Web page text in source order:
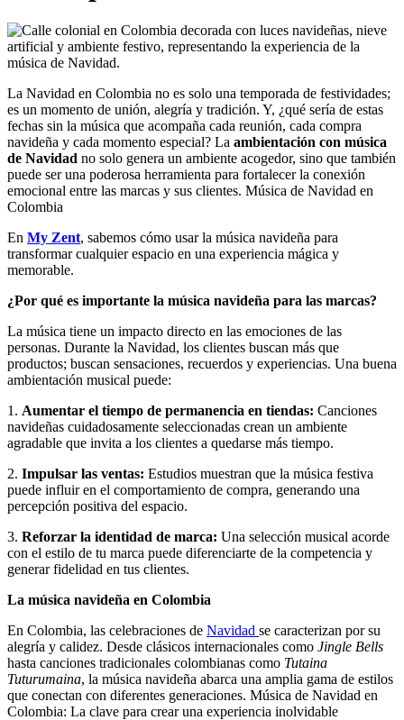
La Navidad en Colombia no es solo una temporada de festividades;
es un momento de unión, alegría y tradición. Y, ¿qué sería de estas
fechas sin la música que acompaña cada reunión, cada compra
navideña y cada momento especial? La ambientación con música
de Navidad no solo genera un ambiente acogedor, sino que también
puede ser una poderosa herramienta para fortalecer la conexión
emocional entre las marcas y sus clientes. Música de Navidad en
Colombia
En My Zent, sabemos cómo usar la música navideña para
transformar cualquier espacio en una experiencia mágica y
memorable.
¿Por qué es importante la música navideña para las marcas?
La música tiene un impacto directo en las emociones de las
personas. Durante la Navidad, los clientes buscan más que
productos; buscan sensaciones, recuerdos y experiencias. Una buena
ambientación musical puede:
1. Aumentar el tiempo de permanencia en tiendas: Canciones
navideñas cuidadosamente seleccionadas crean un ambiente
agradable que invita a los clientes a quedarse más tiempo.
2. Impulsar las ventas: Estudios muestran que la música festiva
puede influir en el comportamiento de compra, generando una
percepción positiva del espacio.
3. Reforzar la identidad de marca: Una selección musical acorde
con el estilo de tu marca puede diferenciarte de la competencia y
generar fidelidad en tus clientes.
La música navideña en Colombia
En Colombia, las celebraciones de Navidad se caracterizan por su
alegría y calidez. Desde clásicos internacionales como Jingle Bells
hasta canciones tradicionales colombianas como Tutaina
Tuturumaina, la música navideña abarca una amplia gama de estilos
que conectan con diferentes generaciones. Música de Navidad en
Colombia: La clave para crear una experiencia inolvidable